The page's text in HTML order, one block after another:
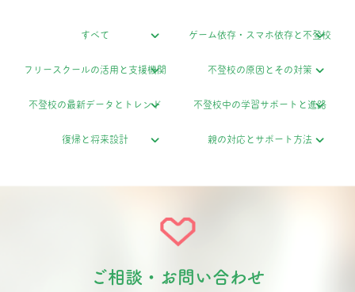
すべて ゲーム依存・スマホ依存と不登校
フリースクールの活用と支援機関 不登校の原因とその対策
不登校の最新データとトレンド 不登校中の学習サポートと進路
復帰と将来設計 親の対応とサポート方法
ご相談・お問い合わせ